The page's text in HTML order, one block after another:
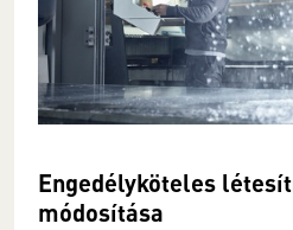
Engedélyköteles
módosítása